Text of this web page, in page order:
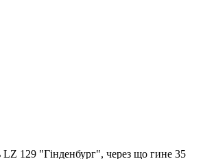
129 "Гінденбург", через що гине 35